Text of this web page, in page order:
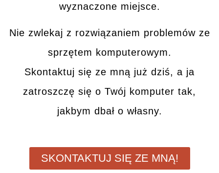
wyznaczone miejsce.
Nie zwlekaj z rozwiązaniem problemów ze
sprzętem komputerowym.
Skontaktuj się ze mną już dziś, a ja
zatroszczę się o Twój komputer tak,
jakbym dbał o własny.
SKONTAKTUJ SIĘ ZE MNĄ!